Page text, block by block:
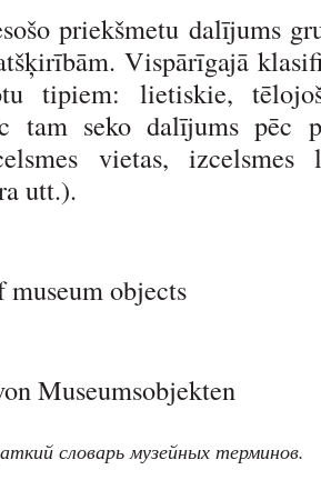
priekšmetu dalījums
Vispārīgajā
tipiem: lietiskie,
tam seko dalījums pēc
vietas,
utt.).
objects
Museumsobjekten
словарь музейных терминов.